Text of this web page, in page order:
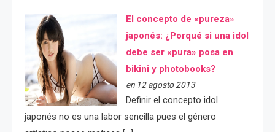
El concepto de «pureza»
japonés: ¿Porqué si una idol
debe ser «pura» posa en
bikini y photobooks?
en 12 agosto 2013
Definir el concepto idol
japonés no es una labor sencilla pues el género